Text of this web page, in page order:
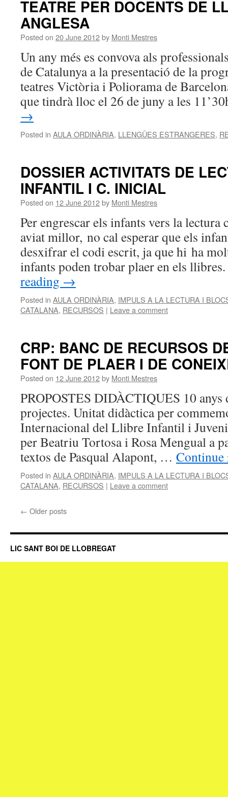
TEATRE PER DOCENTS DE
ANGLESA
Posted on 20 June 2012by Monti Mestres
Un any més es convova als
de Catalunya a la presentació de la
teatres Victòria i Poliorama de
que tindrà lloc el 26 de juny a les
→
Posted in AULA ORDINÀRIA, LLENGÜES ESTRANGERES,
DOSSIER ACTIVITATS DE
INFANTIL I C. INICIAL
Posted on 12 June 2012by Monti Mestres
Per engrescar els infants vers la lectura
aviat millor, no cal esperar que els
desxifrar el codi escrit, ja que hi ha
infants poden trobar plaer en els
reading →
Posted in AULA ORDINÀRIA, IMPULS A LA LECTURA I
CATALANA, RECURSOS | Leave a comment
CRP: BANC DE RECURSOS
FONT DE PLAER I DE
Posted on 12 June 2012by Monti Mestres
PROPOSTES DIDÀCTIQUES 10 anys
projectes. Unitat didàctica per
Internacional del Llibre Infantil i
per Beatriu Tortosa i Rosa Mengual a
textos de Pasqual Alapont, …
Posted in AULA ORDINÀRIA, IMPULS A LA LECTURA I
CATALANA, RECURSOS | Leave a comment
← Older posts
LIC SANT BOI DE LLOBREGAT